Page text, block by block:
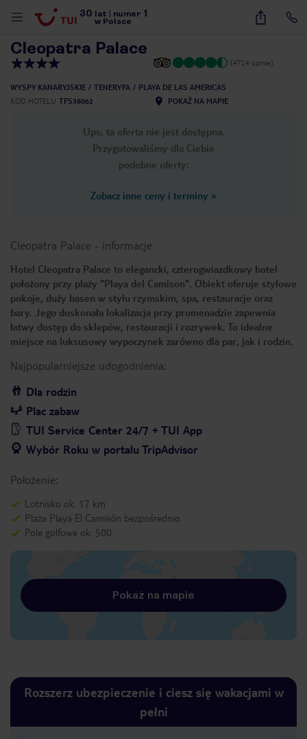
30 lat numer 1
w Polsce
21
Cleopatra Palace
(4724 opinie)
WYSPY KANARYJSKIE TENERYFA
PLAYA DE LAS AMERICAS
KOD HOTELU TFS38062 POKAŻ NA MAPIE
Ups, ta oferta nie jest dostępna.
Przygotowaliśmy dla Ciebie
podobne oferty:
Zobacz inne ceny i terminy »
Cleopatra Palace - informacje
Hotel Cleopatra Palace to elegancki, czterogwiazdkowy hotel
położony przy plaży "Playa del Camison". Obiekt oferuje stylowe
pokoje, duży basen w stylu rzymskim, spa, restauracje oraz
bary. Jego doskonała lokalizacja przy promenadzie zapewnia
łatwy dostęp do sklepów, restauracji i rozrywek. To idealne
miejsce na luksusowy wypoczynek zarówno dla par, jak i rodzin.
Najpopularniejsze udogodnienia:
Dla rodzin
Plac zabaw
TUI Service Center 24/7 + TUI App
Wybór Roku w portalu TripAdvisor
Położenie:
Lotnisko ok. 17 km
Plaża Playa El Camisón bezpośrednio
Pole golfowe ok. 500
Pokaż na mapie
Rozszerz ubezpieczenie i ciesz się wakacjami w
pełni